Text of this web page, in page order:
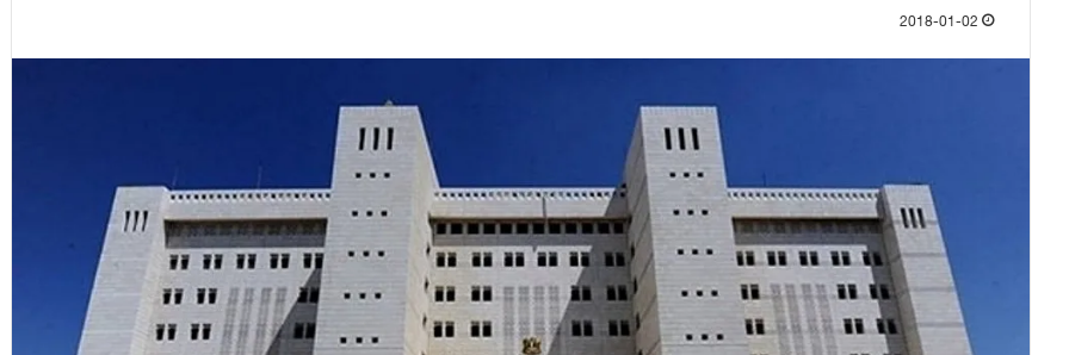
2018-01-02